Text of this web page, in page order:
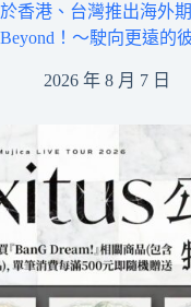
於香港、台灣推出海外
Beyond！～駛向更遠的
2026 年 8 月 7 日